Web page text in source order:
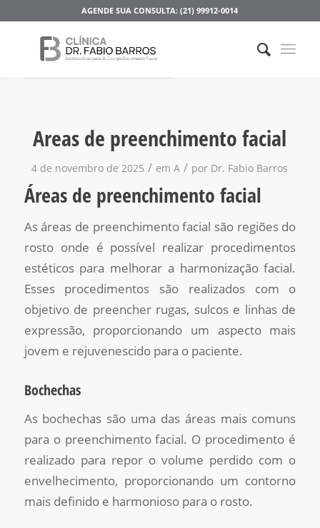
AGENDE SUA CONSULTA: (21) 99912-0014
Areas de preenchimento facial
4 de novembro de 2025 / emA / por Dr. Fabio Barros
Áreas de preenchimento facial
As áreas de preenchimento facial são regiões do
rosto onde é possível realizar procedimentos
estéticos para melhorar a harmonização facial.
Esses procedimentos são realizados com o
objetivo de preencher rugas, sulcos e linhas de
expressão, proporcionando um aspecto mais
jovem e rejuvenescido para o paciente.
Bochechas
As bochechas são uma das áreas mais comuns
para o preenchimento facial. O procedimento é
realizado para repor o volume perdido com o
envelhecimento, proporcionando um contorno
mais definido e harmonioso para o rosto.